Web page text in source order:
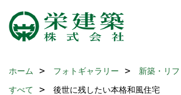
ホーム フォトギャラリー
新築・リ
すべて
後世に残したい本格和風住宅